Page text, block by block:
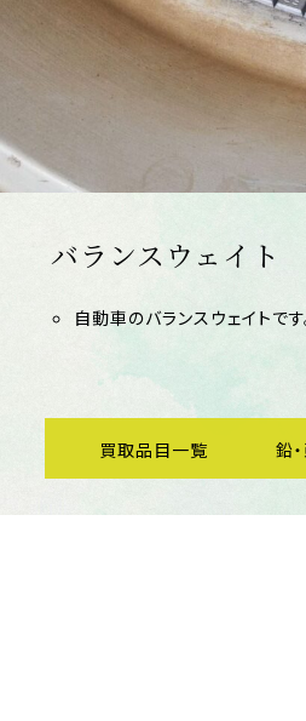
バランスウェイト
自動車のバランスウェイトです
買取品目一覧 鉛